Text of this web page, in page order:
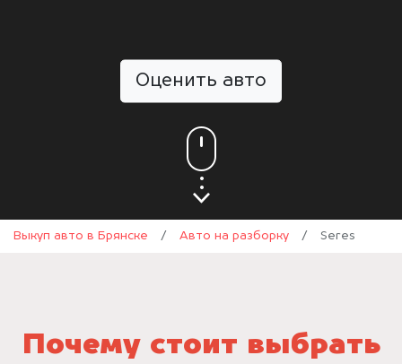
Оценить авто
Выкуп авто в Брянске / Авто на разборку / Seres
Почему стоит выбрать